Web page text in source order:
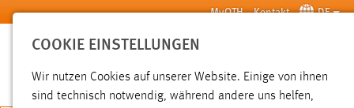
Zum Hauptinhalt springen MyOTH Kontakt DE
SUCHE
COOKIE EINSTELLUNGEN
Wir nutzen Cookies auf unserer Website. Einige von ihnen
sind technisch notwendig, während andere uns helfen,